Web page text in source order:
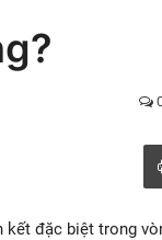
kết đặc biệt trong